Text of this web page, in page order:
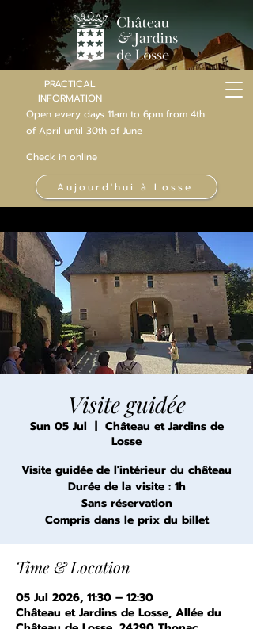
PRACTICAL
INFORMATION
Open every days 11am to 6pm from 4th
of April until 30th of June
Check in online
Aujourd'hui à Losse
Visite guidée
Sun 05 Jul
  |
Château et Jardins de
Losse
Visite guidée de l'intérieur du château
Durée de la visite : 1h
Sans réservation
Compris dans le prix du billet
Time & Location
05 Jul 2026, 11:30 – 12:30
Château et Jardins de Losse, Allée du